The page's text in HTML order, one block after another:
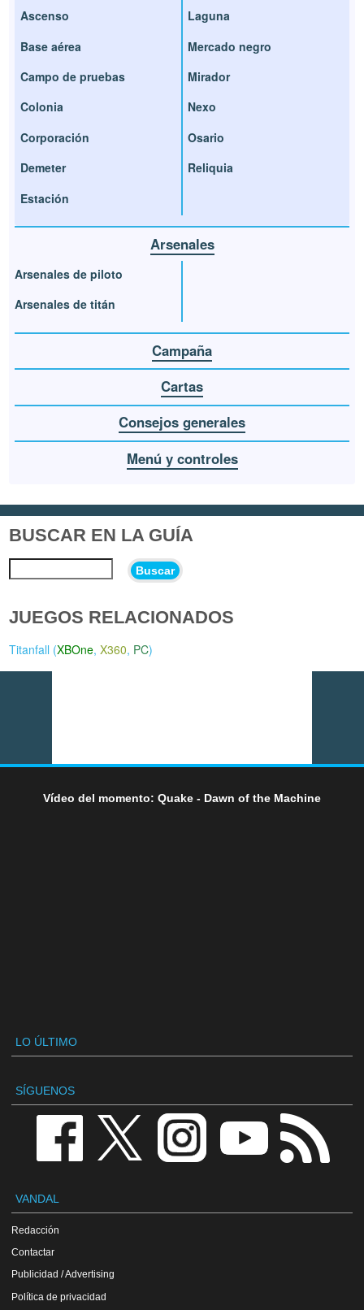
Ascenso
Base aérea
Campo de pruebas
Colonia
Corporación
Demeter
Estación
Laguna
Mercado negro
Mirador
Nexo
Osario
Reliquia
Arsenales
Arsenales de piloto
Arsenales de titán
Campaña
Cartas
Consejos generales
Menú y controles
BUSCAR EN LA GUÍA
Buscar
JUEGOS RELACIONADOS
Titanfall (XBOne,X360, PC)
Vídeo del momento: Quake - Dawn of the Machine
LO ÚLTIMO
SÍGUENOS
VANDAL
Redacción
Contactar
Publicidad / Advertising
Política de privacidad